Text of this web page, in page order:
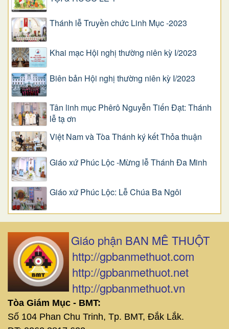
Thánh lễ Truyền chức Linh Mục -2023
Khai mạc Hội nghị thường niên kỳ I/2023
Biên bản Hội nghị thường niên kỳ I/2023
Tân linh mục Phêrô Nguyễn Tiến Đạt: Thánh
lễ tạ ơn
Việt Nam và Tòa Thánh ký kết Thỏa thuận
Giáo xứ Phúc Lộc -Mừng lễ Thánh Đa Minh
Giáo xứ Phúc Lộc: Lễ Chúa Ba Ngôi
Giáo phận BAN MÊ THUỘT
http://gpbanmethuot.com
http://gpbanmethuot.net
http://gpbanmethuot.vn
Tòa Giám Mục - BMT:
Số 104 Phan Chu Trinh, Tp. BMT, Đắk Lắk.